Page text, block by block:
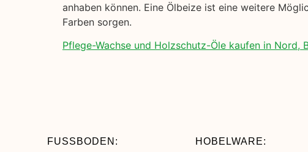
anhaben können. Eine Ölbeize ist eine weitere
Farben sorgen.
Pflege-Wachse und Holzschutz-Öle kaufen in Nord,
FUSSBODEN: HOBELWARE: